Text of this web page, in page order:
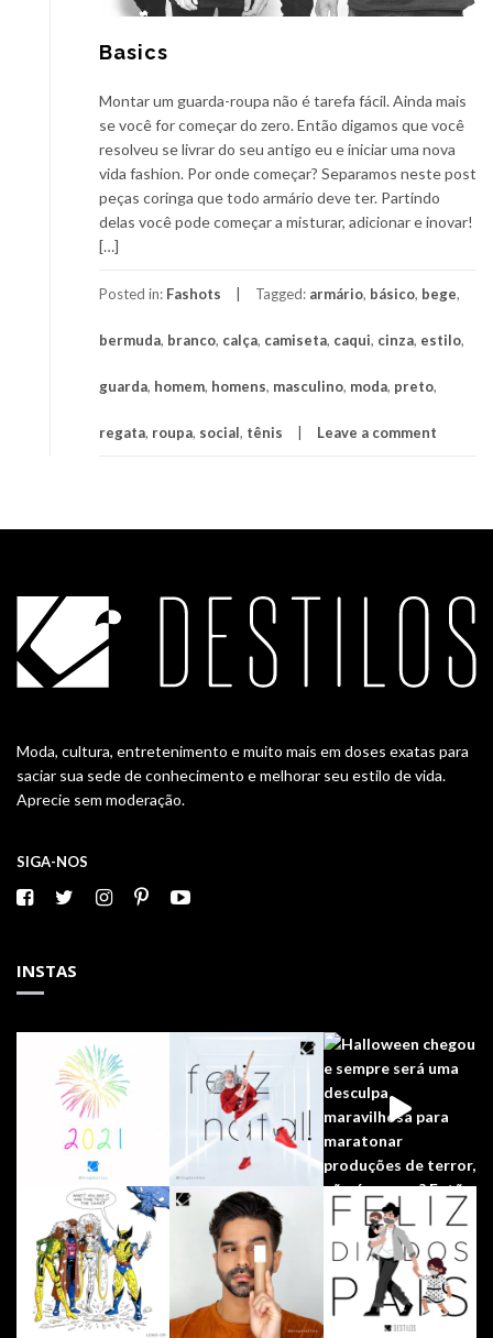
Basics
Montar um guarda-roupa não é tarefa fácil. Ainda mais
se você for começar do zero. Então digamos que você
resolveu se livrar do seu antigo eu e iniciar uma nova
vida fashion. Por onde começar? Separamos neste post
peças coringa que todo armário deve ter. Partindo
delas você pode começar a misturar, adicionar e inovar!
[…]
Posted in: Fashots Tagged: armário, básico, bege,
bermuda, branco, calça, camiseta, caqui, cinza, estilo,
guarda, homem, homens, masculino, moda, preto,
regata, roupa, social, tênis Leave a comment
Moda, cultura, entretenimento e muito mais em doses exatas para
saciar sua sede de conhecimento e melhorar seu estilo de vida.
Aprecie sem moderação.
SIGA-NOS
INSTAS